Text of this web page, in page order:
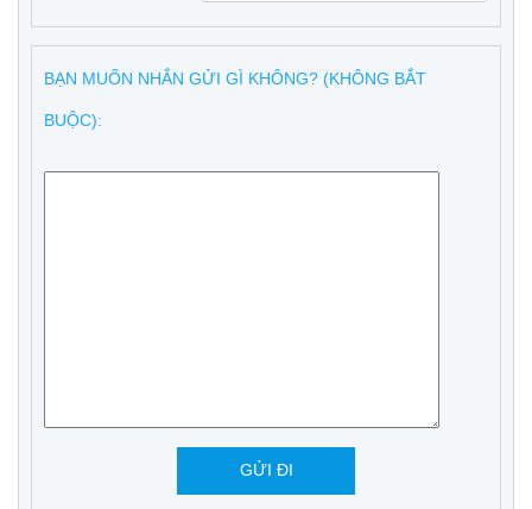
BẠN MUỐN NHẮN GỬI GÌ KHÔNG? (KHÔNG BẮT
BUỘC):